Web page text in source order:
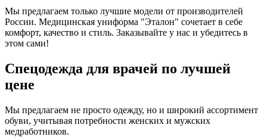
Мы предлагаем только лучшие модели от производителей
России. Медицинская униформа "Эталон" сочетает в себе
комфорт, качество и стиль. Заказывайте у нас и убедитесь в
этом сами!
Спецодежда для врачей по лучшей
цене
Мы предлагаем не просто одежду, но и широкий ассортимент
обуви, учитывая потребности женских и мужских
медработников.